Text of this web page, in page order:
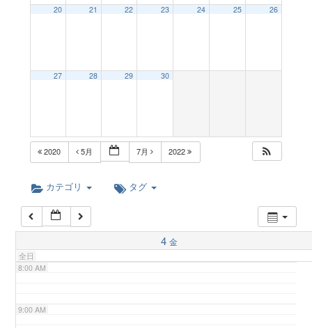
i
20 21 22 23 24 25 26
27 28 29 30
2020 5月 7月 2022
カテゴリ タグ
4 金
全日
5:00 AM
6:00 AM
7:00 AM
8:00 AM
9:00 AM